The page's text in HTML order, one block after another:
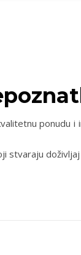
ponudu
stvaraju